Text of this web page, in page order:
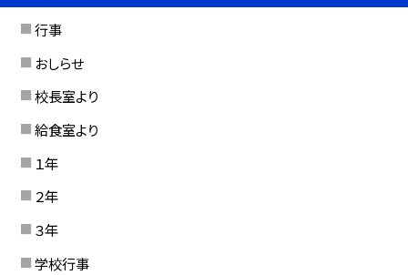
行事
おしらせ
校長室より
給食室より
１年
２年
３年
学校行事